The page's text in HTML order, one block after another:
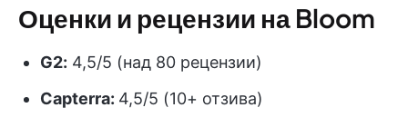
Оценки и рецензии на Bloom
G2: 4,5/5 (над 80 рецензии)
Capterra: 4,5/5 (10+ отзива)